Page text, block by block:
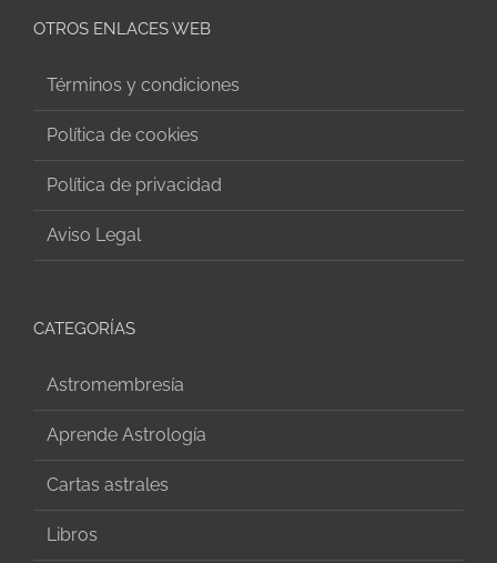
OTROS ENLACES WEB
Términos y condiciones
Política de cookies
Política de privacidad
Aviso Legal
CATEGORÍAS
Astromembresía
Aprende Astrología
Cartas astrales
Libros